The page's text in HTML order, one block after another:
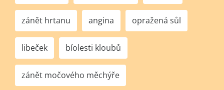
zánět hrtanu angina opražená sůl
libeček bíolesti kloubů
zánět močového měchýře